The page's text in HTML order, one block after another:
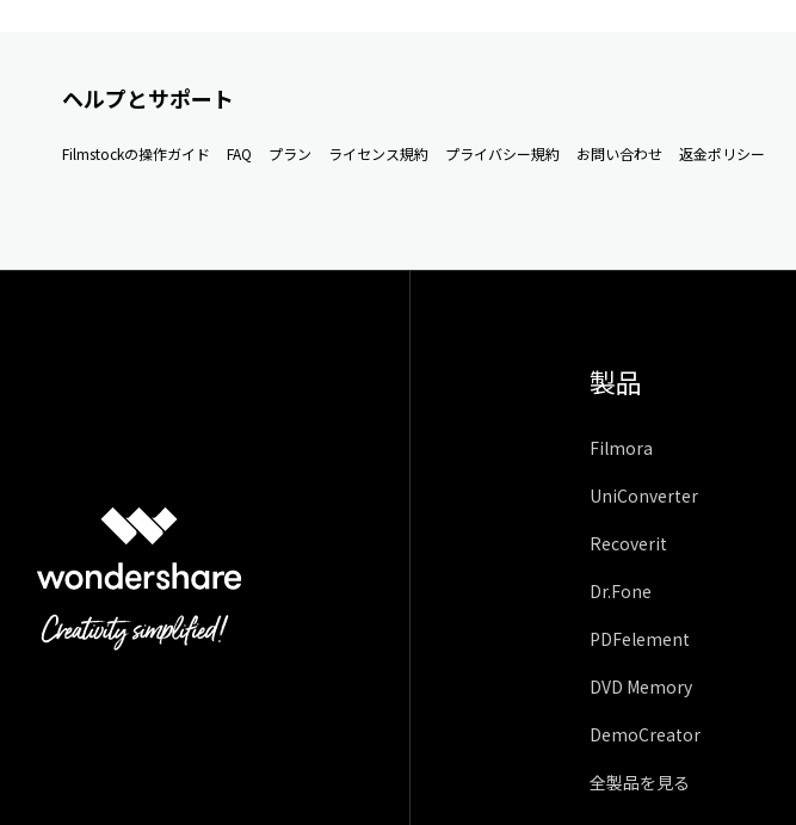
ヘルプとサポート
Filmstockの操作ガイド FAQ プラン ライセンス規約 プライバシー規約 お問い合わせ 返金ポリシー
製品
Filmora
UniConverter
Recoverit
Dr.Fone
PDFelement
DVD Memory
DemoCreator
全製品を見る